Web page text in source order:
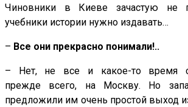
Чиновники в Киеве зачастую не
учебники истории нужно издавать…
– Все они прекрасно понимали!..
– Нет, не все и какое-то время
прежде всего, на Москву. Но
предложили им очень простой выход